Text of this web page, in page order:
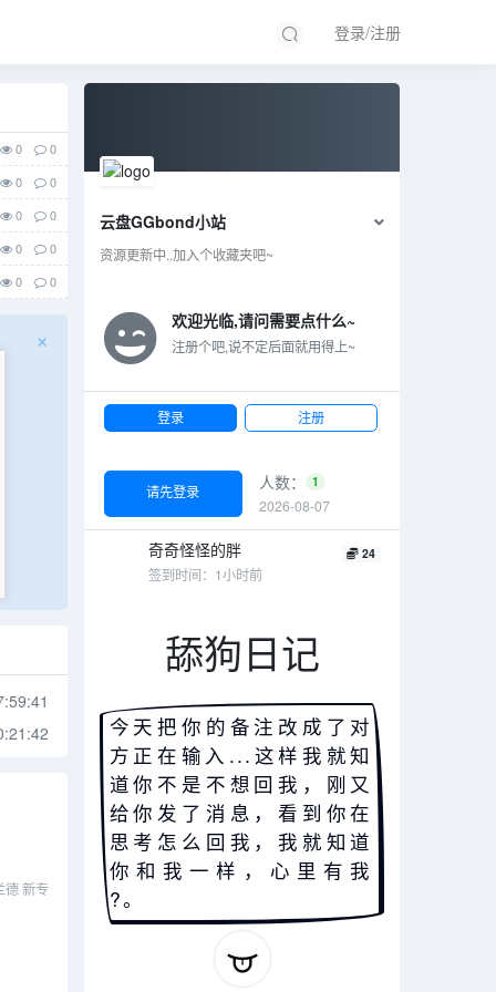
登录/注册
0
0
0
0
0 0
0
0
0
0
0
×
德 新专
云盘GGbond小站
资源更新中..加入个收藏夹吧~
欢迎光临,请问需要点什么~
注册个吧,说不定后面就用得上~
登录 注册
请先登录 人数： 1
2026-08-07
奇奇怪怪的胖
签到时间：1小时前
24
舔狗日记
今天把你的备注改成了对
方正在输入...这样我就知
道你不是不想回我，刚又
给你发了消息，看到你在
思考怎么回我，我就知道
你和我一样，心里有我
?。
篇